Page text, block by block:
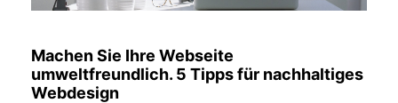
Machen Sie Ihre Webseite
umweltfreundlich. 5 Tipps für nachhaltiges
Webdesign